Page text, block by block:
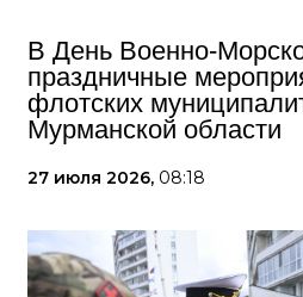
В День Военно-
праздничные
флотских
Мурманской области
27 июля 2026, 08:18